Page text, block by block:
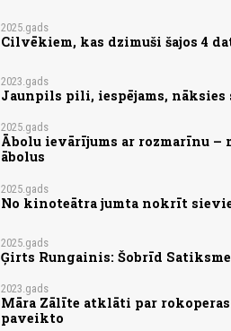
2025.gads
Cilvēkiem, kas dzimuši šajos 4
2023.gads
Jaunpils pili, iespējams, nāksies
2025.gads
Ābolu ievārījums ar rozmarīnu
ābolus
2025.gads
No kinoteātra jumta nokrīt
2025.gads
Ģirts Rungainis: Šobrīd
2023.gads
Māra Zālīte atklāti par
paveikto